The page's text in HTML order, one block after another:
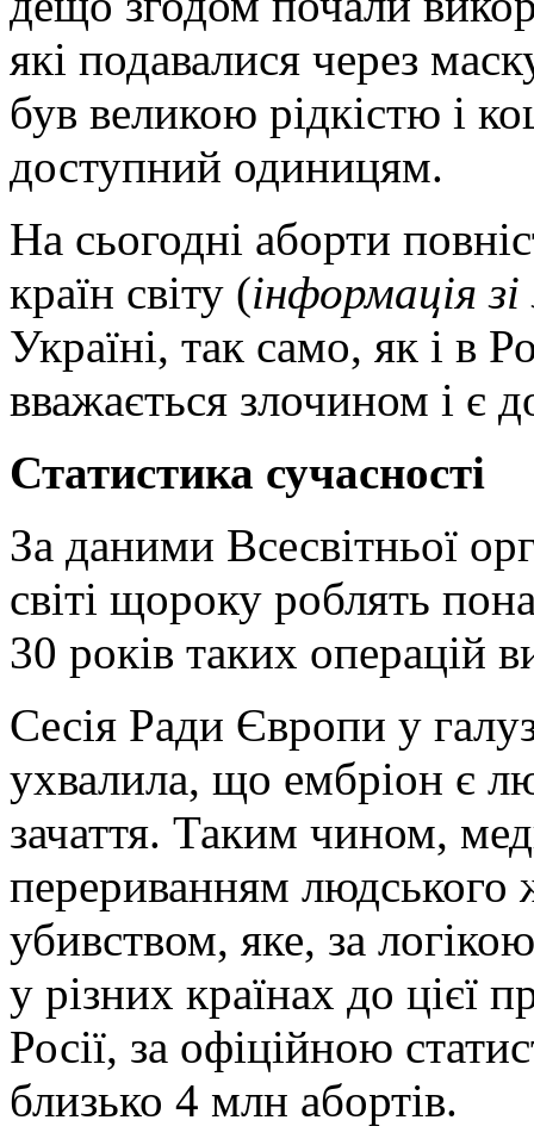
які подавалися через
був великою рідкістю і
доступний одиницям.
На сьогодні аборти
країн світу (інформація
Україні, так само, як і в
вважається злочином і є
Статистика сучасності
За даними Всесвітньої
світі щороку роблять
30 років таких операцій
Сесія Ради Європи у
ухвалила, що ембріон є
зачаття. Таким чином,
перериванням людського
убивством, яке, за
у різних країнах до цієї
Росії, за офіційною
близько 4 млн абортів.